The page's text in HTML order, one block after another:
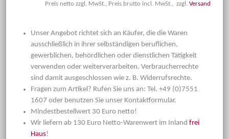
Preis netto zzgl. MwSt., Preis brutto incl. MwSt., zzgl. Versand
Unser Angebot richtet sich an Käufer, die die Waren
ausschließlich in ihrer selbständigen beruflichen,
gewerblichen, behördlichen oder dienstlichen Tätigkeit
verwenden oder weiterverarbeiten. Verbraucherrechte
sind damit ausgeschlossen wie z. B. Widerrufsrechte.
Fragen zum Artikel? Rufen Sie uns an: Tel. +49 (0)7551
1607 oder benutzen Sie unser Kontaktformular.
Mindestbestellwert 30 Euro netto!
Wir liefern ab 130 Euro Netto-Warenwert im Inland frei
Haus!